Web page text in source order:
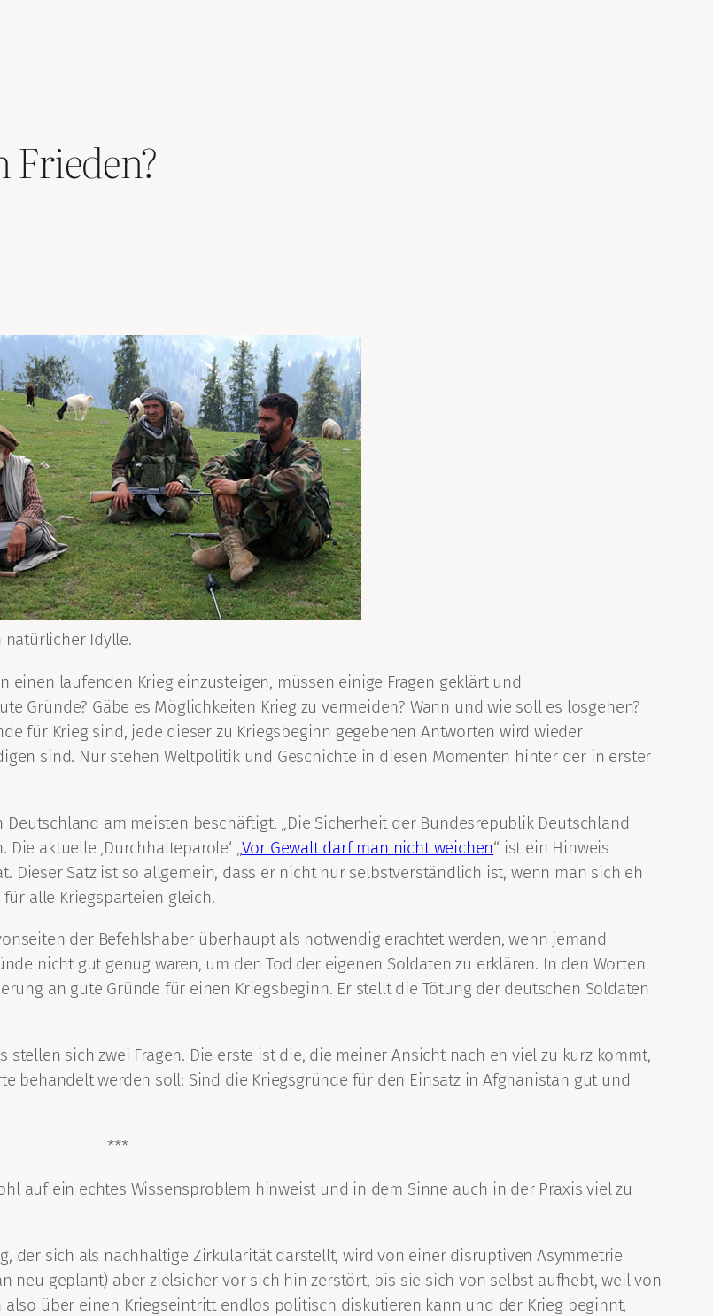
natürlicher Idylle.
laufenden Krieg einzusteigen, müssen einige Fragen geklärt und
Gründe? Gäbe es Möglichkeiten Krieg zu vermeiden? Wann und wie soll es losgehen?
für Krieg sind, jede dieser zu Kriegsbeginn gegebenen Antworten wird wieder
sind. Nur stehen Weltpolitik und Geschichte in diesen Momenten hinter der in erster
am meisten beschäftigt, „Die Sicherheit der Bundesrepublik Deutschland
aktuelle ‚Durchhalteparole‘ „Vor Gewalt darf man nicht weichen“ ist ein Hinweis
Dieser Satz ist so allgemein, dass er nicht nur selbstverständlich ist, wenn man sich eh
alle Kriegsparteien gleich.
der Befehlshaber überhaupt als notwendig erachtet werden, wenn jemand
nicht gut genug waren, um den Tod der eigenen Soldaten zu erklären. In den Worten
an gute Gründe für einen Kriegsbeginn. Er stellt die Tötung der deutschen Soldaten
sich zwei Fragen. Die erste ist die, die meiner Ansicht nach eh viel zu kurz kommt,
behandelt werden soll: Sind die Kriegsgründe für den Einsatz in Afghanistan gut und
***
auf ein echtes Wissensproblem hinweist und in dem Sinne auch in der Praxis viel zu
der sich als nachhaltige Zirkularität darstellt, wird von einer disruptiven Asymmetrie
neu geplant) aber zielsicher vor sich hin zerstört, bis sie sich von selbst aufhebt, weil von
über einen Kriegseintritt endlos politisch diskutieren kann und der Krieg beginnt,